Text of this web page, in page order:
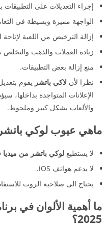
إجراء التعديلات على التطبيقات
الواجهة مميزة وبسيطة في
إزالة الترخيص من اللعبة
زيادة العملات والذهب والتخلص
منع إزالة بعض التطبيقات.
نظرا لأن لاكي باتشر يقوم
الإعلانات المتواجدة
والألعاب بشكل كبير وملحوظ.
ماهي عيوب لوكي باتشر APK؟
لا يستطيع لوكي باتشر من ميديا
لا يدعم هواتف iOS.
يحتاج الى صلاحية الروت
ما أهمية الألوان في
2025؟